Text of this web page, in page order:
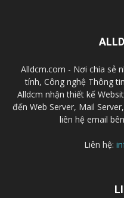
Alldcm.com - Nơi chia sẻ
tính, Công nghệ Thông
Alldcm nhận thiết kế
đến Web Server, Mail
liên hệ email
Liên hệ: